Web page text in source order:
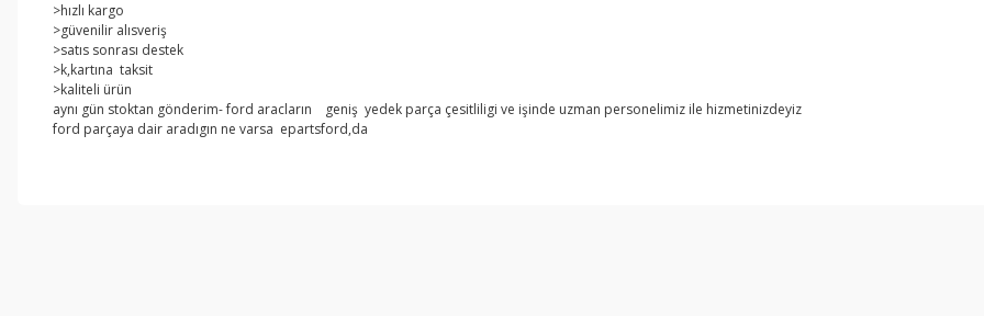
>hızlı kargo
>güvenilir alısveriş
>satıs sonrası destek
>k,kartına taksit
>kaliteli ürün
aynı gün stoktan gönderim- ford aracların geniş yedek parça çesitliligi ve işinde uzman personelimiz ile hizmetinizdeyiz
ford parçaya dair aradıgın ne varsa epartsford,da